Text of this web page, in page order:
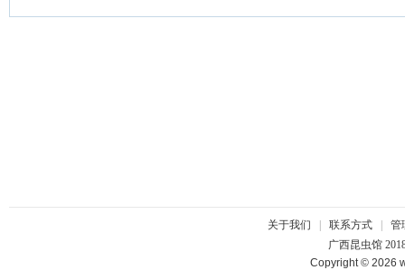
关于我们 联系方式
管
广西昆虫馆
Copyright © 2026